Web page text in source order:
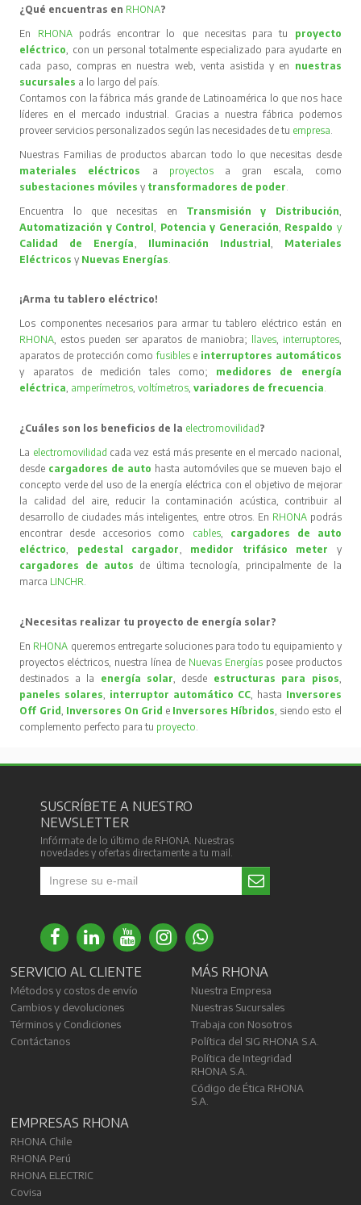
¿Qué encuentras en RHONA?
En RHONA podrás encontrar lo que necesitas para tu proyecto
eléctrico, con un personal totalmente especializado para ayudarte en
cada paso, compras en nuestra web, venta asistida y en nuestras
sucursales a lo largo del país.
Contamos con la fábrica más grande de Latinoamérica lo que nos hace
líderes en el mercado industrial. Gracias a nuestra fábrica podemos
proveer servicios personalizados según las necesidades de tu empresa.
Nuestras Familias de productos abarcan todo lo que necesitas desde
materiales eléctricos
a proyectos
a gran escala, como
subestaciones móvilesy transformadores de poder.
Encuentra lo que necesitas en Transmisión y Distribución,
Automatización y Control, Potencia y Generación, Respaldo y
Calidad de Energía, Iluminación Industrial , Materiales
Eléctricos y Nuevas Energías.
¡Arma tu tablero eléctrico!
Los componentes necesarios para armar tu tablero eléctrico están en
RHONA, estos pueden ser aparatos de maniobra; llaves, interruptores,
aparatos de protección comofusibles e interruptores automáticos
y aparatos de medición tales como; medidores de energía
eléctrica, amperímetros,voltímetros,variadores de frecuencia.
¿Cuáles son los beneficios de la electromovilidad ?
La electromovilidad cada vez está más presente en el mercado nacional,
desde cargadores de auto hasta automóviles que se mueven bajo el
concepto verde del uso de la energía eléctrica con el objetivo de mejorar
la calidad del aire, reducir la contaminación acústica, contribuir al
desarrollo de ciudades más inteligentes, entre otros. En RHONA podrás
encontrar desde accesorios como cables, cargadores de auto
eléctrico, pedestal cargador, medidor trifásico meter
y
cargadores de autos de última tecnología, principalmente de la
marca LINCHR.
¿Necesitas realizar tu proyecto de energía solar?
En RHONA queremos entregarte soluciones para todo tu equipamiento y
proyectos eléctricos, nuestra línea de Nuevas Energíasposee productos
destinados a la energía solar, desde estructuras para pisos,
paneles solares, interruptor automático CC, hasta Inversores
Off Grid, Inversores On Grid e Inversores Híbridos, siendo esto el
complemento perfecto para tu proyecto.
SUSCRÍBETE A NUESTRO
NEWSLETTER
Infórmate de lo último de RHONA. Nuestras
novedades y ofertas directamente a tu mail.
SERVICIO AL CLIENTE
Métodos y costos de envío
Cambios y devoluciones
Términos y Condiciones
Contáctanos
MÁS RHONA
Nuestra Empresa
Nuestras Sucursales
Trabaja con Nosotros
Política del SIG RHONA S.A.
Política de Integridad
RHONA S.A.
Código de Ética RHONA
S.A.
EMPRESAS RHONA
RHONA Chile
RHONA Perú
RHONA ELECTRIC
Covisa